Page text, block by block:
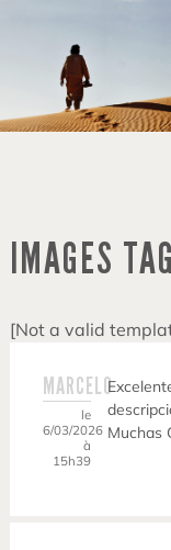
IMAGES
[Not a valid
MARCELO
le
6/03/2026
à
15h39
Muchas